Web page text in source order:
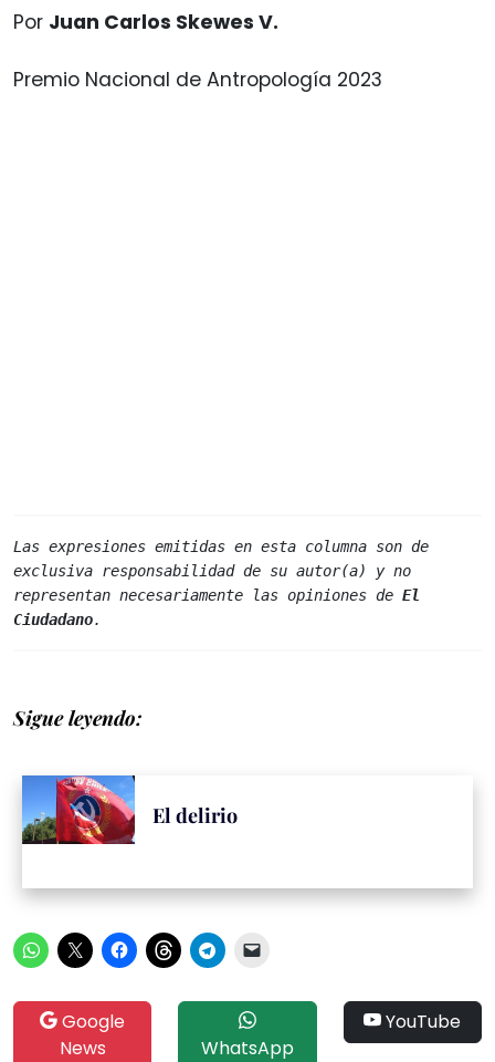
Por Juan Carlos Skewes V.
Premio Nacional de Antropología 2023
Las expresiones emitidas en esta columna son de
exclusiva responsabilidad de su autor(a) y no
representan necesariamente las opiniones de El
Ciudadano.
Sigue leyendo:
El delirio
Google
News
WhatsApp
YouTube